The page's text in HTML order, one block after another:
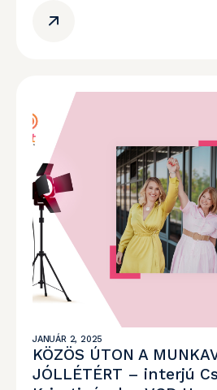
JANUÁR 2, 2025
KÖZÖS ÚTON A
JÓLLÉTÉRT – interjú